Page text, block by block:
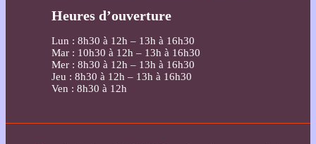
Heures d’ouverture
Lun : 8h30 à 12h – 13h à 16h30
Mar : 10h30 à 12h – 13h à 16h30
Mer : 8h30 à 12h – 13h à 16h30
Jeu : 8h30 à 12h – 13h à 16h30
Ven : 8h30 à 12h